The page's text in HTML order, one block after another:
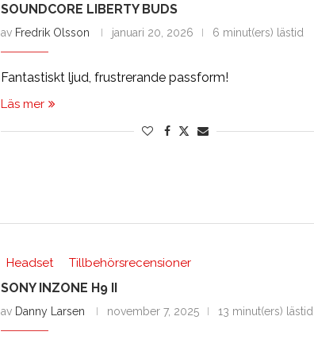
SOUNDCORE LIBERTY BUDS
av Fredrik Olsson januari 20, 2026 6 minut(ers) lästid
Fantastiskt ljud, frustrerande passform!
Läs mer
Headset Tillbehörsrecensioner
SONY INZONE H9 II
av Danny Larsen november 7, 2025 13 minut(ers) lästid